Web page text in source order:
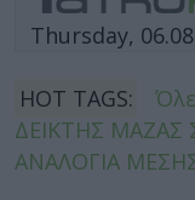
Thursday,
HOT TAGS:
ΔΕΙΚΤΗΣ
ΑΝΑΛΟΓΙΑ